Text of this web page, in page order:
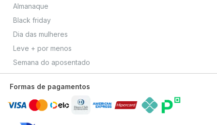
Almanaque
Black friday
Dia das mulheres
Leve + por menos
Semana do aposentado
Formas de pagamentos